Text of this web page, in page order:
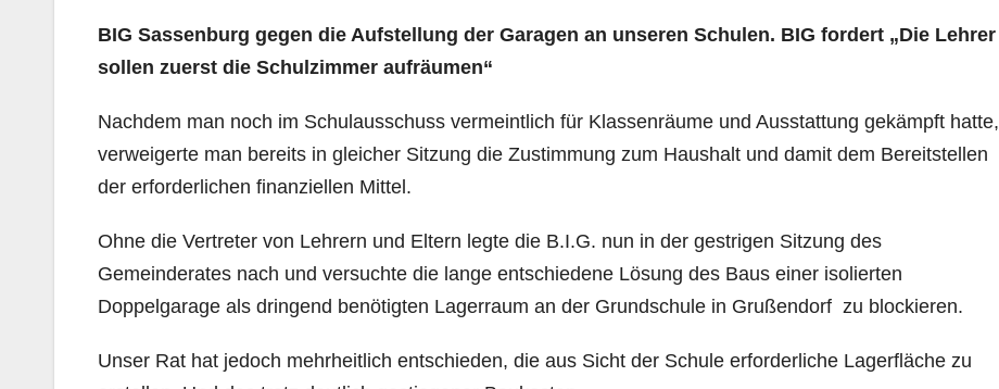
BIG Sassenburg gegen die Aufstellung der Garagen an unseren Schulen. BIG fordert „Die Lehrer
sollen zuerst die Schulzimmer aufräumen“
Nachdem man noch im Schulausschuss vermeintlich für Klassenräume und Ausstattung gekämpft hatte,
verweigerte man bereits in gleicher Sitzung die Zustimmung zum Haushalt und damit dem Bereitstellen
der erforderlichen finanziellen Mittel.
Ohne die Vertreter von Lehrern und Eltern legte die B.I.G. nun in der gestrigen Sitzung des
Gemeinderates nach und versuchte die lange entschiedene Lösung des Baus einer isolierten
Doppelgarage als dringend benötigten Lagerraum an der Grundschule in Grußendorf zu blockieren.
Unser Rat hat jedoch mehrheitlich entschieden, die aus Sicht der Schule erforderliche Lagerfläche zu